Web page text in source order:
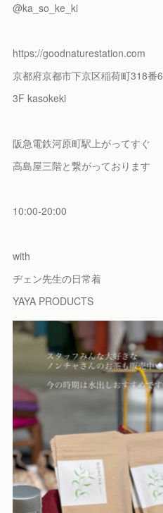
@ka_so_ke_ki
https://goodnaturestation.com
京都府京都市下京区稲荷町318番6
3F kasokeki
阪急電鉄河原町駅上がってすぐ
高島屋三階と繋がっております
10:00-20:00
with
ヂェン先生の日常着
YAYA PRODUCTS